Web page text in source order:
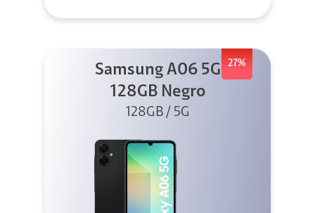
27%
Samsung A06 5G
128GB Negro
128GB / 5G